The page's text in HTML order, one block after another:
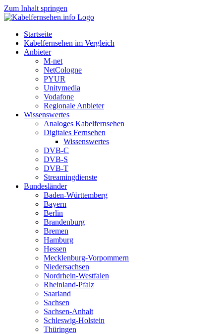
Zum Inhalt springen
Startseite
Kabelfernsehen im Vergleich
Anbieter
M-net
NetCologne
PYUR
Unitymedia
Vodafone
Regionale Anbieter
Wissenswertes
Analoges Kabelfernsehen
Digitales Fernsehen
Wissenswertes
DVB-C
DVB-S
DVB-T
Streamingdienste
Bundesländer
Baden-Württemberg
Bayern
Berlin
Brandenburg
Bremen
Hamburg
Hessen
Mecklenburg-Vorpommern
Niedersachsen
Nordrhein-Westfalen
Rheinland-Pfalz
Saarland
Sachsen
Sachsen-Anhalt
Schleswig-Holstein
Thüringen